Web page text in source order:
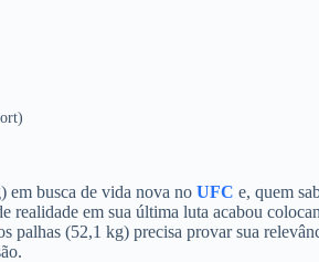
em busca de vida nova noUFC e, quem
realidade em sua última luta acabou
palhas (52,1 kg) precisa provar sua